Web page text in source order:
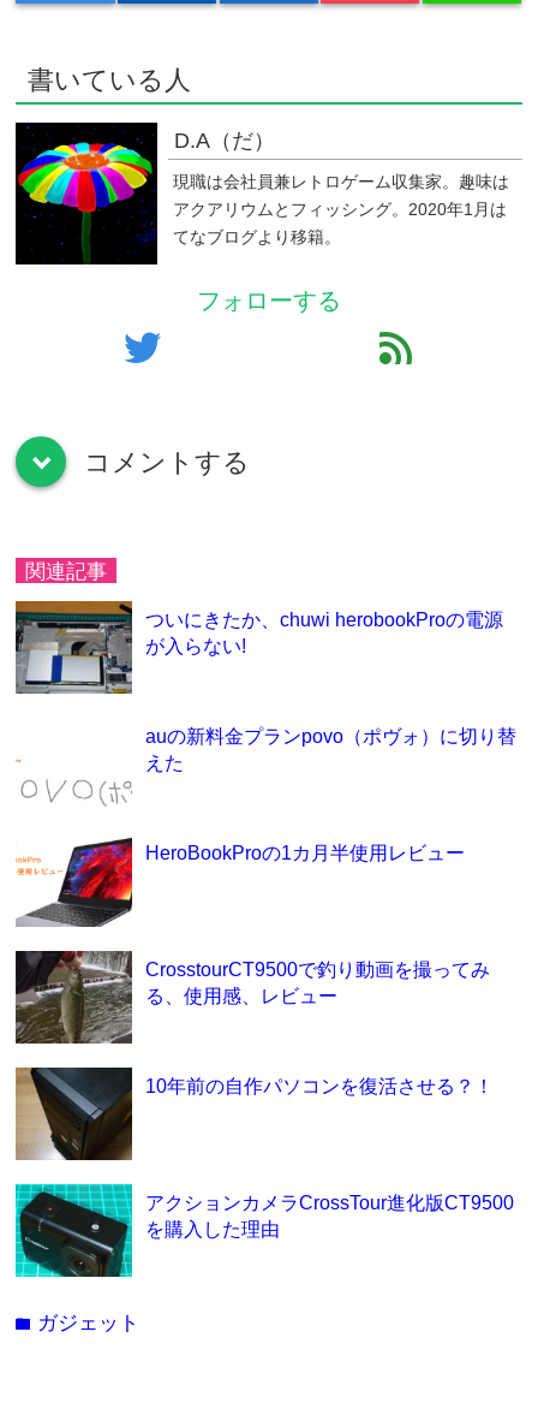
書いている人
D.A（だ）
現職は会社員兼レトロゲーム収集家。趣味は
アクアリウムとフィッシング。2020年1月は
てなブログより移籍。
フォローする
twitter feed
down コメントする
関連記事
ついにきたか、chuwi herobookProの電源
が入らない!
auの新料金プランpovo（ポヴォ）に切り替
えた
HeroBookProの1カ月半使用レビュー
CrosstourCT9500で釣り動画を撮ってみ
る、使用感、レビュー
10年前の自作パソコンを復活させる？！
アクションカメラCrossTour進化版CT9500
を購入した理由
folder ガジェット